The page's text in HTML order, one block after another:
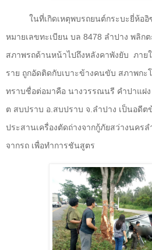
ในที่เกิดเหตุพบรถยนต์กระบะยี่ห้อ
หมายเลขทะเบียน บล 8478 ลำปาง พลิก
สภาพรถด้านหน้าไปถึงหลังคาพังยับ ภาย
ราย ถูกอัดติดกับเบาะข้างคนขับ สภาพก
ทราบชื่อต่อมาคือ นางวรรณนรี คำปาแฝง
ต สบปราบ อ.สบปราบ จ.ลำปาง เป็นอดีต
ประสานเครื่องตัดถ่างจากกู้ภัยสว่างนคร
จากรถ เพื่อทำการชันสูตร